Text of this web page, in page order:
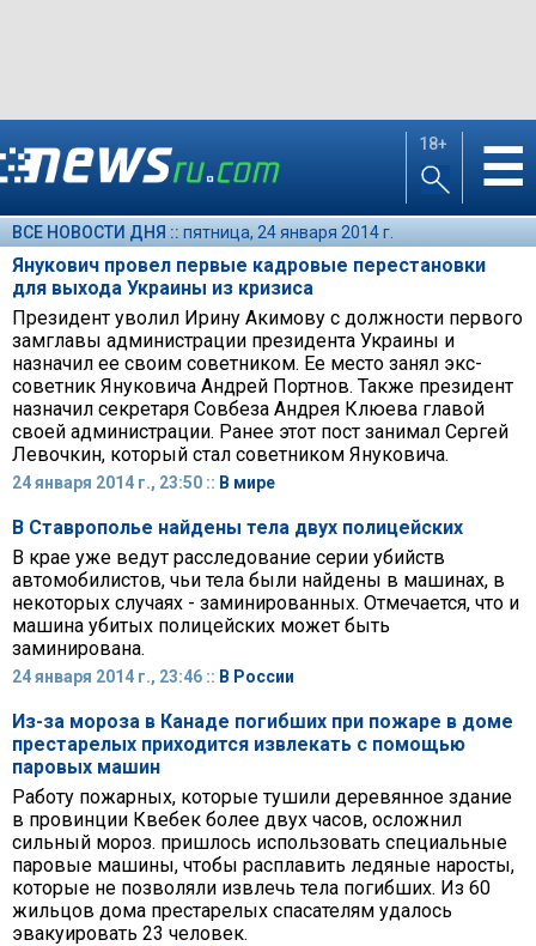
18+ ☰
ВСЕ НОВОСТИ ДНЯ :: пятница, 24 января 2014 г.
Янукович провел первые кадровые перестановки
для выхода Украины из кризиса
Президент уволил Ирину Акимову с должности первого
замглавы администрации президента Украины и
назначил ее своим советником. Ее место занял экс-
советник Януковича Андрей Портнов. Также президент
назначил секретаря Совбеза Андрея Клюева главой
своей администрации. Ранее этот пост занимал Сергей
Левочкин, который стал советником Януковича.
24 января 2014 г., 23:50 :: В мире
В Ставрополье найдены тела двух полицейских
В крае уже ведут расследование серии убийств
автомобилистов, чьи тела были найдены в машинах, в
некоторых случаях - заминированных. Отмечается, что и
машина убитых полицейских может быть
заминирована.
24 января 2014 г., 23:46 :: В России
Из-за мороза в Канаде погибших при пожаре в доме
престарелых приходится извлекать с помощью
паровых машин
Работу пожарных, которые тушили деревянное здание
в провинции Квебек более двух часов, осложнил
сильный мороз. пришлось использовать специальные
паровые машины, чтобы расплавить ледяные наросты,
которые не позволяли извлечь тела погибших. Из 60
жильцов дома престарелых спасателям удалось
эвакуировать 23 человек.